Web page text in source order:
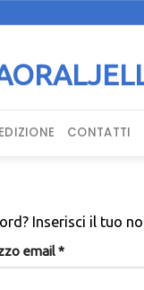
CONTATTI
Inserisci il tuo
email*Richiesto